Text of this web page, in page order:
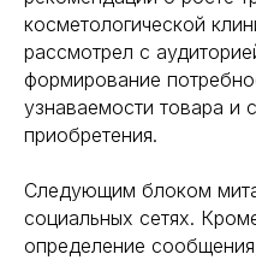
косметологической
рассмотрел с
формирование
узнаваемости товара и
приобретения.
Следующим блоком
социальных сетях.
определение